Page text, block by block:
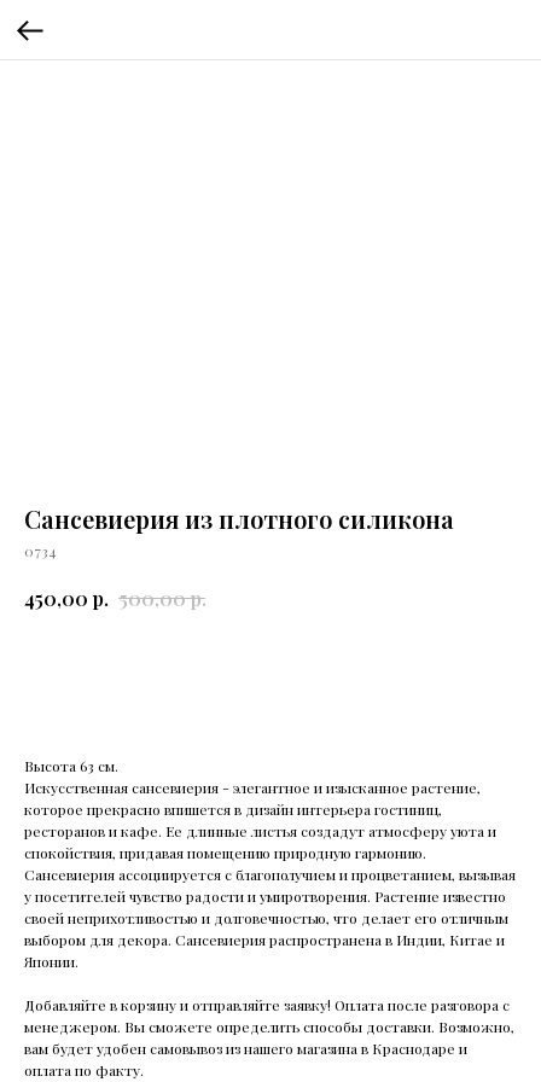
Сансевиерия из плотного силикона
0734
450,00 р. 500,00р.
Высота 63 см.
Искусственная сансевиерия - элегантное и изысканное растение,
которое прекрасно впишется в дизайн интерьера гостиниц,
ресторанов и кафе. Ее длинные листья создадут атмосферу уюта и
спокойствия, придавая помещению природную гармонию.
Сансевиерия ассоциируется с благополучием и процветанием, вызывая
у посетителей чувство радости и умиротворения. Растение известно
своей неприхотливостью и долговечностью, что делает его отличным
выбором для декора. Сансевиерия распространена в Индии, Китае и
Японии.
Добавляйте в корзину и отправляйте заявку! Оплата после разговора с
менеджером. Вы сможете определить способы доставки. Возможно,
вам будет удобен самовывоз из нашего магазина в Краснодаре и
оплата по факту.